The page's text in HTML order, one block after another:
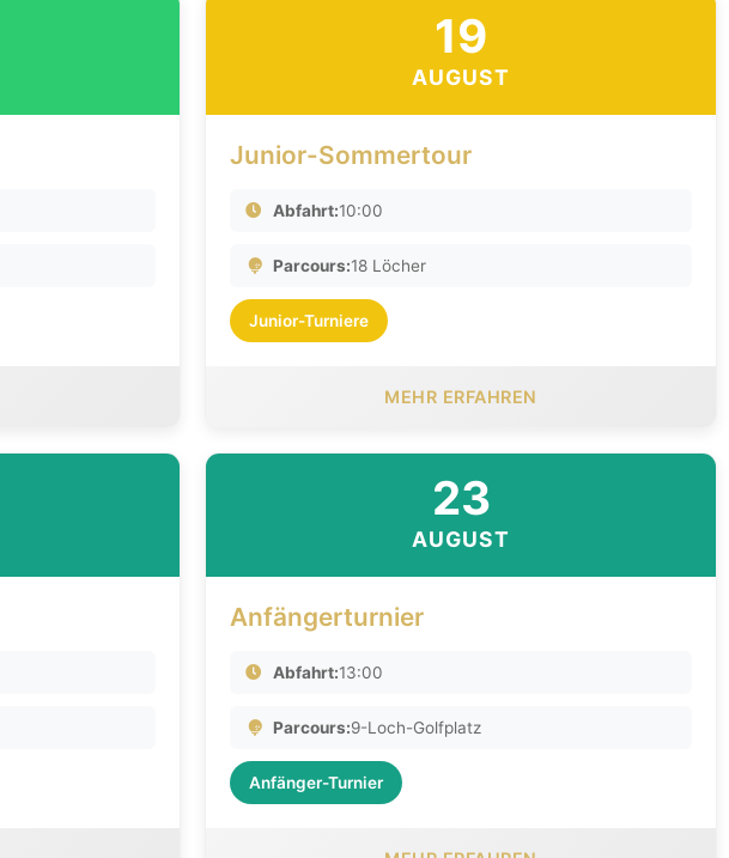
19
AUGUST
Junior-Sommertour
Abfahrt:10:00
Parcours:18 Löcher
Junior-Turniere
MEHR ERFAHREN
23
AUGUST
Anfängerturnier
Abfahrt:13:00
Parcours:9-Loch-Golfplatz
Anfänger-Turnier